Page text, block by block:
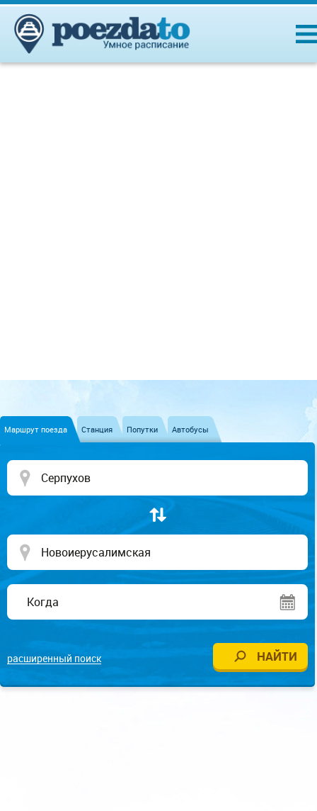
Маршрут поезда Станция Попутки Автобусы
расширенный поиск